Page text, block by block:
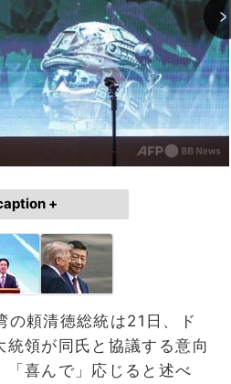
+
の頼清徳総統は21日、ド
領が同氏と協議する意向
「喜んで」応じると述べ